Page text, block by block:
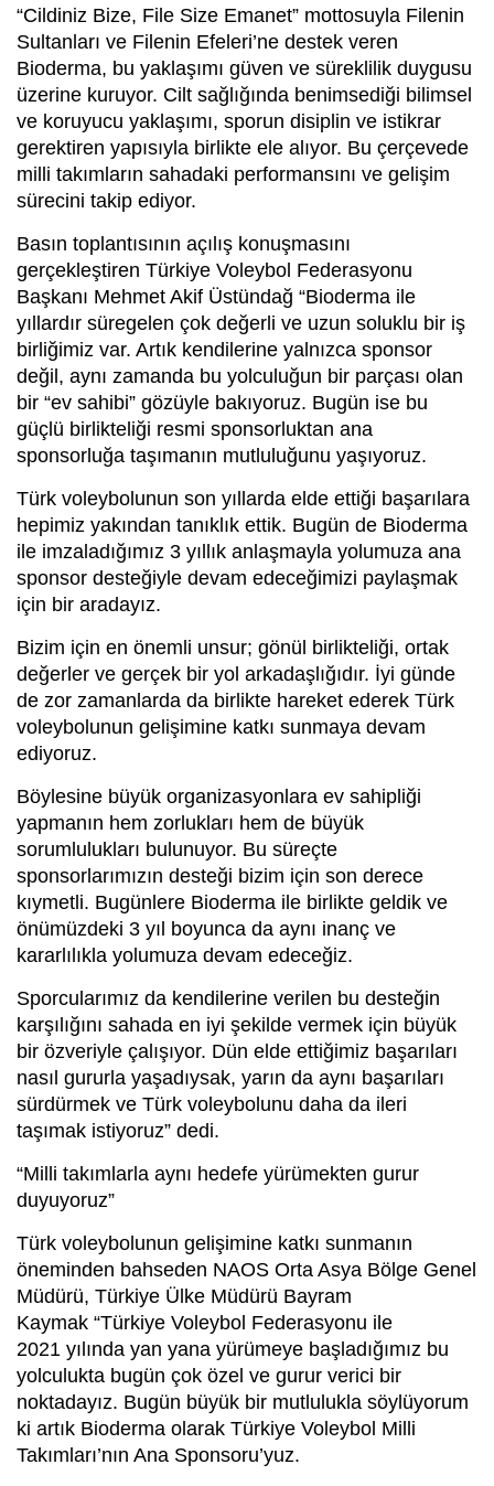
“Cildiniz Bize, File Size Emanet” mottosuyla Filenin
Sultanları ve Filenin Efeleri’ne destek veren
Bioderma, bu yaklaşımı güven ve süreklilik duygusu
üzerine kuruyor. Cilt sağlığında benimsediği bilimsel
ve koruyucu yaklaşımı, sporun disiplin ve istikrar
gerektiren yapısıyla birlikte ele alıyor. Bu çerçevede
milli takımların sahadaki performansını ve gelişim
sürecini takip ediyor.
Basın toplantısının açılış konuşmasını
gerçekleştiren Türkiye Voleybol Federasyonu
Başkanı Mehmet Akif Üstündağ “Bioderma ile
yıllardır süregelen çok değerli ve uzun soluklu bir iş
birliğimiz var. Artık kendilerine yalnızca sponsor
değil, aynı zamanda bu yolculuğun bir parçası olan
bir “ev sahibi” gözüyle bakıyoruz. Bugün ise bu
güçlü birlikteliği resmi sponsorluktan ana
sponsorluğa taşımanın mutluluğunu yaşıyoruz.
Türk voleybolunun son yıllarda elde ettiği başarılara
hepimiz yakından tanıklık ettik. Bugün de Bioderma
ile imzaladığımız 3 yıllık anlaşmayla yolumuza ana
sponsor desteğiyle devam edeceğimizi paylaşmak
için bir aradayız.
Bizim için en önemli unsur; gönül birlikteliği, ortak
değerler ve gerçek bir yol arkadaşlığıdır. İyi günde
de zor zamanlarda da birlikte hareket ederek Türk
voleybolunun gelişimine katkı sunmaya devam
ediyoruz.
Böylesine büyük organizasyonlara ev sahipliği
yapmanın hem zorlukları hem de büyük
sorumlulukları bulunuyor. Bu süreçte
sponsorlarımızın desteği bizim için son derece
kıymetli. Bugünlere Bioderma ile birlikte geldik ve
önümüzdeki 3 yıl boyunca da aynı inanç ve
kararlılıkla yolumuza devam edeceğiz.
Sporcularımız da kendilerine verilen bu desteğin
karşılığını sahada en iyi şekilde vermek için büyük
bir özveriyle çalışıyor. Dün elde ettiğimiz başarıları
nasıl gururla yaşadıysak, yarın da aynı başarıları
sürdürmek ve Türk voleybolunu daha da ileri
taşımak istiyoruz” dedi.
“Milli takımlarla aynı hedefe yürümekten gurur
duyuyoruz”
Türk voleybolunun gelişimine katkı sunmanın
öneminden bahseden NAOS Orta Asya Bölge Genel
Müdürü, Türkiye Ülke Müdürü Bayram
Kaymak “Türkiye Voleybol Federasyonu ile
2021 yılında yan yana yürümeye başladığımız bu
yolculukta bugün çok özel ve gurur verici bir
noktadayız. Bugün büyük bir mutlulukla söylüyorum
ki artık Bioderma olarak Türkiye Voleybol Milli
Takımları’nın Ana Sponsoru’yuz.